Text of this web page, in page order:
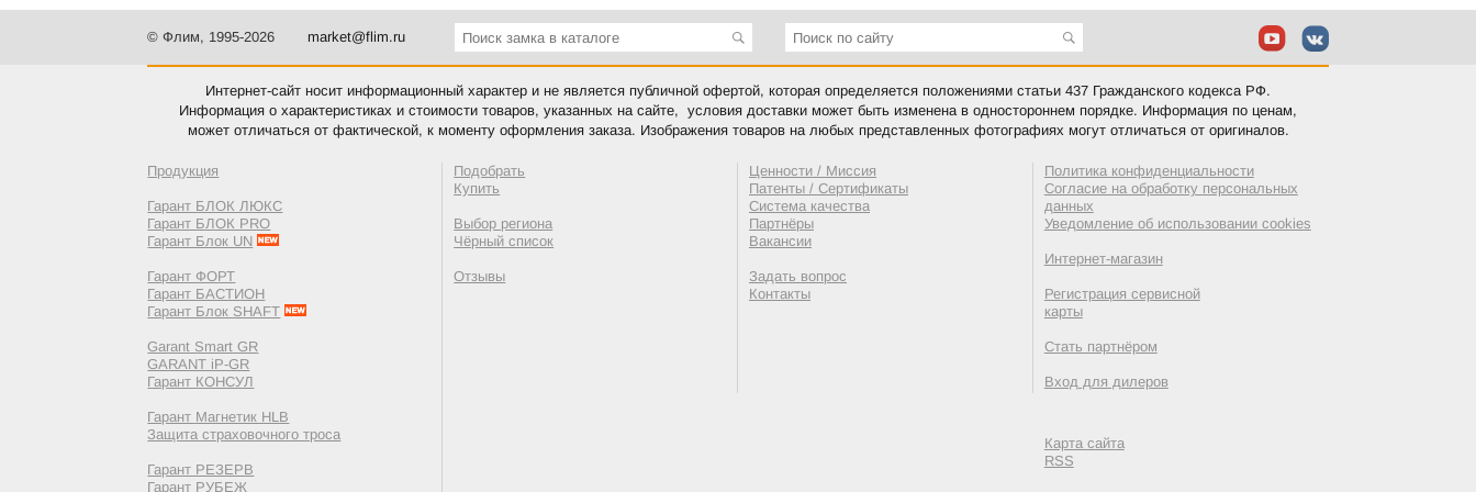
© Флим, 1995-2026 market@flim.ru
Интернет-сайт носит информационный характер и не является публичной офертой, которая определяется положениями статьи 437 Гражданского кодекса РФ.
Информация о характеристиках и стоимости товаров, указанных на сайте, условия доставки может быть изменена в одностороннем порядке. Информация по ценам,
может отличаться от фактической, к моменту оформления заказа. Изображения товаров на любых представленных фотографиях могут отличаться от оригиналов.
Продукция
Гарант БЛОК ЛЮКС
Гарант БЛОК PRO
Гарант Блок UN
Гарант ФОРТ
Гарант БАСТИОН
Гарант Блок SHAFT
Garant Smart GR
GARANT iP-GR
Гарант КОНСУЛ
Гарант Магнетик HLB
Защита страховочного троса
Гарант РЕЗЕРВ
Гарант РУБЕЖ
Подобрать
Купить
Выбор региона
Чёрный список
Отзывы
Ценности / Миссия
Патенты / Сертификаты
Система качества
Партнёры
Вакансии
Задать вопрос
Контакты
Политика конфиденциальности
Согласие на обработку персональных
данных
Уведомление об использовании cookies
Интернет-магазин
Регистрация сервисной
карты
Стать партнёром
Вход для дилеров
Карта сайта
RSS